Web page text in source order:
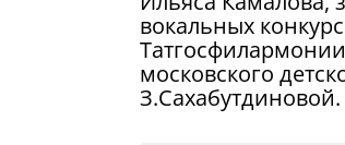
вокальных
московского
З.Сахабутдиновой.